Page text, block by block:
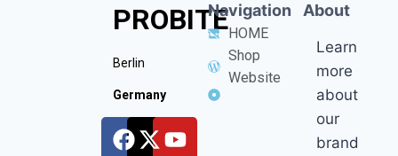
PROBITE
Berlin
Germany
Navigation
HOME
Shop
Website
About
Learn
more
about
our
brand